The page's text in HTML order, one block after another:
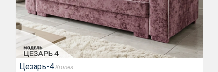
Цезарь-4 Krones